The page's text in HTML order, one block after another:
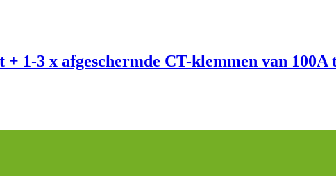
1-3 x afgeschermde CT-klemmen van 100A